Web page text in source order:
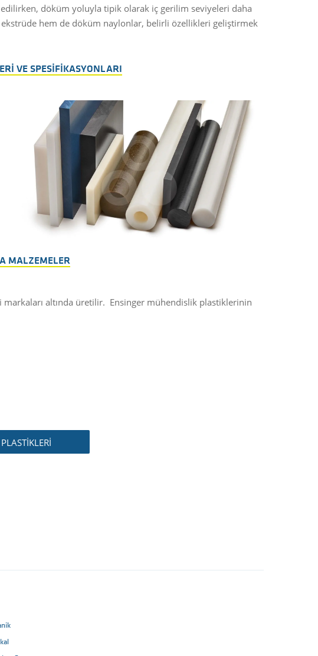
döküm yoluyla tipik olarak iç gerilim seviyeleri daha
hem de döküm naylonlar, belirli özellikleri geliştirmek
VE SPESIFIKASYONLARI
MALZEMELER
markaları altında üretilir. Ensinger mühendislik plastiklerinin